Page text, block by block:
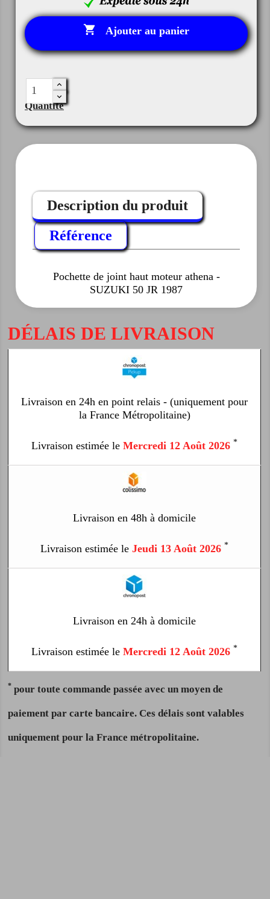
 Ajouter au panier
Quantité
Description du produit
Référence
Pochette de joint haut moteur athena -
SUZUKI 50 JR 1987
DÉLAIS DE LIVRAISON
Livraison en 24h en point relais - (uniquement pour
la France Métropolitaine)
Livraison estimée le Mercredi 12 Août 2026 *
Livraison en 48h à domicile
Livraison estimée le Jeudi 13 Août 2026 *
Livraison en 24h à domicile
Livraison estimée le Mercredi 12 Août 2026 *
* pour toute commande passée avec un moyen de
paiement par carte bancaire. Ces délais sont valables
uniquement pour la France métropolitaine.